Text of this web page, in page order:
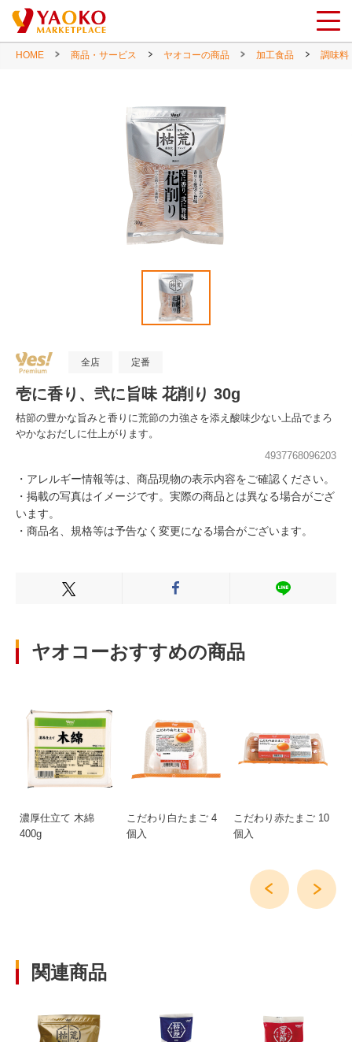
HOME 商品・サービス ヤオコーの商品 加工食品 調味料
全店 定番
壱に香り、弐に旨味 花削り 30g
枯節の豊かな旨みと香りに荒節の力強さを添え酸味少ない上品でまろ
やかなおだしに仕上がります。
4937768096203
・アレルギー情報等は、商品現物の表示内容をご確認ください。
・掲載の写真はイメージです。実際の商品とは異なる場合がござ
います。
・商品名、規格等は予告なく変更になる場合がございます。
Xでシェアする FacebookでシェアするLINEでシェ
ヤオコーおすすめの商品
濃厚仕立て 木綿
400g
こだわり白たまご 4
個入
こだわり赤たまご 10
個入
関連商品